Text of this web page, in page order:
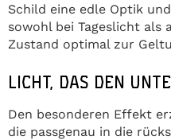
Schild eine edle Optik
sowohl bei Tageslicht als
Zustand optimal zur
LICHT, DAS DEN
Den besonderen Effekt
die passgenau in die